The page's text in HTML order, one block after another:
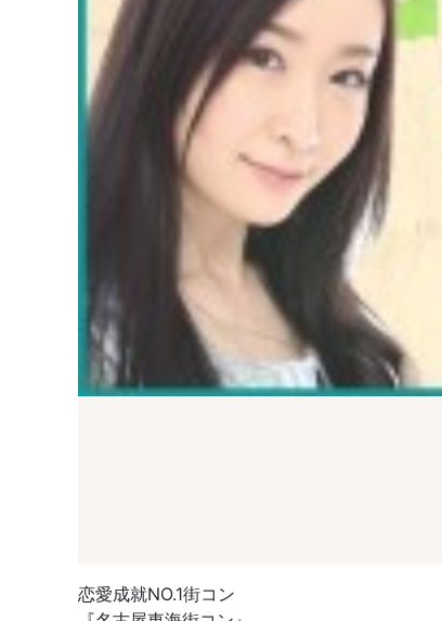
恋愛成就NO.1街コン